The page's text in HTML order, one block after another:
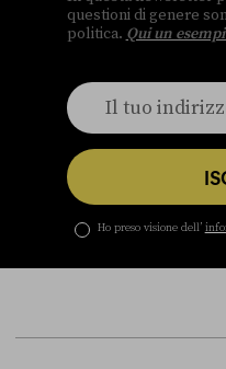
questioni di genere
politica. Qui un
Ho preso visione dell’